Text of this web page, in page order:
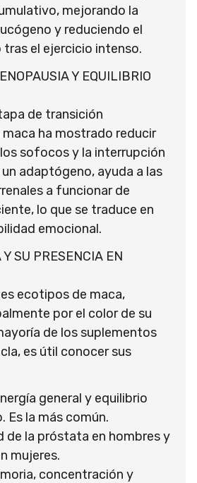
mejorando la
y reduciendo el
el ejercicio intenso.
Y EQUILIBRIO
de transición
maca ha mostrado reducir
sofocos y la interrupción
un adaptógeno, ayuda a las
a funcionar de
lo que se traduce en
emocional.
SU PRESENCIA EN
ecotipos de maca,
por el color de su
de los suplementos
es útil conocer sus
general y equilibrio
Es la más común.
de la próstata en hombres y
mujeres.
concentración y